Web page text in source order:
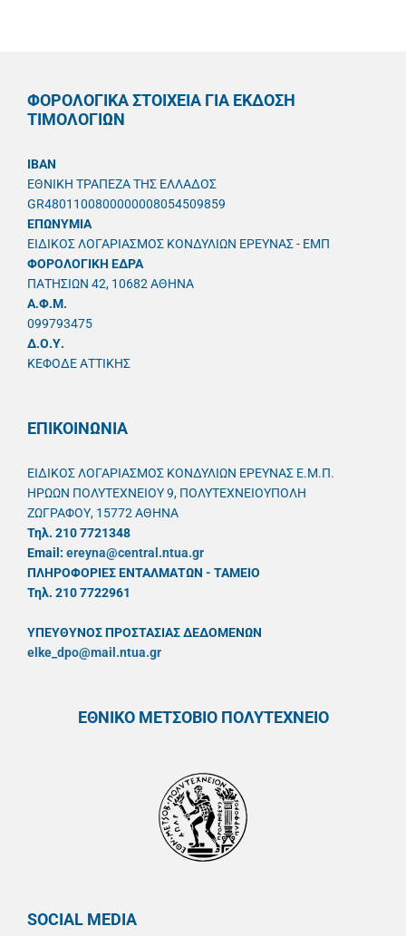
ΦΟΡΟΛΟΓΙΚΑ ΣΤΟΙΧΕΙΑ ΓΙΑ ΕΚΔΟΣΗ
ΤΙΜΟΛΟΓΙΩΝ
IBAN
ΕΘΝΙΚΗ ΤΡΑΠΕΖΑ ΤΗΣ ΕΛΛΑΔΟΣ
GR4801100800000008054509859
ΕΠΩΝΥΜΙΑ
ΕΙΔΙΚΟΣ ΛΟΓΑΡΙΑΣΜΟΣ ΚΟΝΔΥΛΙΩΝ ΕΡΕΥΝΑΣ - ΕΜΠ
ΦΟΡΟΛΟΓΙΚΗ ΕΔΡΑ
ΠΑΤΗΣΙΩΝ 42, 10682 ΑΘΗΝΑ
A.Φ.Μ.
099793475
Δ.Ο.Υ.
ΚΕΦΟΔΕ ΑΤΤΙΚΗΣ
ΕΠΙΚΟΙΝΩΝΙΑ
ΕΙΔΙΚΟΣ ΛΟΓΑΡΙΑΣΜΟΣ ΚΟΝΔΥΛΙΩΝ ΕΡΕΥΝΑΣ Ε.Μ.Π.
ΗΡΩΩΝ ΠΟΛΥΤΕΧΝΕΙΟΥ 9, ΠΟΛΥΤΕΧΝΕΙΟΥΠΟΛΗ
ΖΩΓΡΑΦΟΥ, 15772 ΑΘΗΝΑ
Τηλ. 210 7721348
Email: ereyna@central.ntua.gr
ΠΛΗΡΟΦΟΡΙΕΣ ΕΝΤΑΛΜΑΤΩΝ - ΤΑΜΕΙΟ
Τηλ. 210 7722961
ΥΠΕΥΘYΝΟΣ ΠΡΟΣΤΑΣΙΑΣ ΔΕΔΟΜΕΝΩΝ
elke_dpo@mail.ntua.gr
ΕΘΝΙΚΟ ΜΕΤΣΟΒΙΟ ΠΟΛΥΤΕΧΝΕΙΟ
SOCIAL MEDIA